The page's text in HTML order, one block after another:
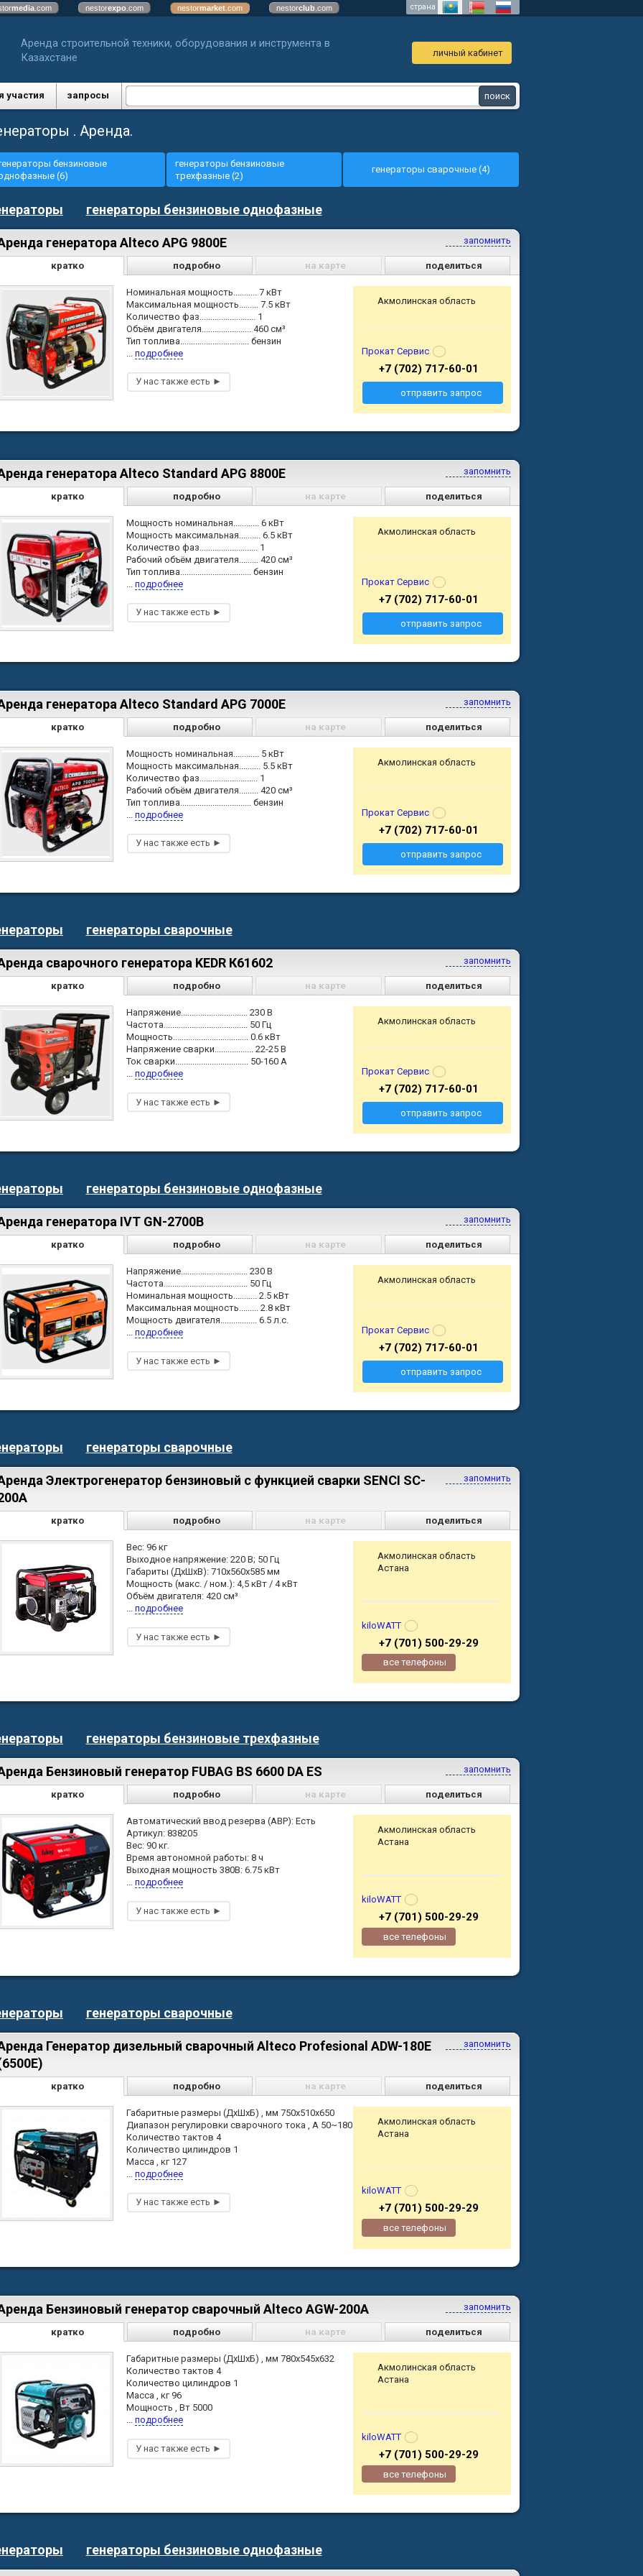
media .com nestorexpo .com nestormarket .com nestorclub .com страна
Аренда строительной техники, оборудования и инструмента в
Казахстане
личный кабинет
участия запросы
. Аренда.
бензиновые
(6)
генераторы бензиновые
трехфазные (2)
генераторы сварочные (4)
генераторы бензиновые однофазные
запомнить
генератора Alteco APG 9800Е
кратко подробно на карте поделиться
Номинальная мощность........... 7 кВт
Максимальная мощность......... 7.5 кВт
Количество фаз.......................... 1
Объём двигателя....................... 460 см³
Тип топлива................................ бензин
подробнее
Акмолинская область
Прокат Сервис
+7 (702) 717-60-01
отправить запрос
запомнить
генератора Alteco Standard APG 8800Е
кратко подробно на карте поделиться
Мощность номинальная............ 6 кВт
Мощность максимальная.......... 6.5 кВт
Количество фаз........................... 1
Рабочий объём двигателя......... 420 см³
Тип топлива................................. бензин
подробнее
Акмолинская область
Прокат Сервис
+7 (702) 717-60-01
отправить запрос
запомнить
генератора Alteco Standard APG 7000Е
кратко подробно на карте поделиться
Мощность номинальная............ 5 кВт
Мощность максимальная.......... 5.5 кВт
Количество фаз........................... 1
Рабочий объём двигателя......... 420 см³
Тип топлива................................. бензин
подробнее
Акмолинская область
Прокат Сервис
+7 (702) 717-60-01
отправить запрос
генераторы сварочные
запомнить
сварочного генератора KEDR К61602
кратко подробно на карте поделиться
Напряжение............................... 230 В
Частота....................................... 50 Гц
Мощность................................... 0.6 кВт
Напряжение сварки.................. 22-25 В
Ток сварки.................................. 50-160 А
подробнее
Акмолинская область
Прокат Сервис
+7 (702) 717-60-01
отправить запрос
генераторы бензиновые однофазные
запомнить
генератора IVT GN-2700В
кратко подробно на карте поделиться
Напряжение............................... 230 В
Частота....................................... 50 Гц
Номинальная мощность........... 2.5 кВт
Максимальная мощность......... 2.8 кВт
Мощность двигателя................. 6.5 л.с.
подробнее
Акмолинская область
Прокат Сервис
+7 (702) 717-60-01
отправить запрос
генераторы сварочные
запомнить
Электрогенератор бензиновый с функцией сварки SENCI SC-
кратко подробно на карте поделиться
Вес: 96 кг
Выходное напряжение: 220 В; 50 Гц
Габариты (ДхШхВ): 710х560х585 мм
Мощность (макс. / ном.): 4,5 кВт / 4 кВт
Объём двигателя: 420 см³
подробнее
Акмолинская область
Астана
kiloWATT
+7 (701) 500-29-29
все телефоны
генераторы бензиновые трехфазные
запомнить
Бензиновый генератор FUBAG BS 6600 DA ES
кратко подробно на карте поделиться
Автоматический ввод резерва (АВР): Есть
Артикул: 838205
Вес: 90 кг.
Время автономной работы: 8 ч
Выходная мощность 380В: 6.75 кВт
... подробнее
Акмолинская область
Астана
kiloWATT
+7 (701) 500-29-29
все телефоны
генераторы сварочные
запомнить
Генератор дизельный сварочный Alteco Profesional ADW-180E
кратко подробно на карте поделиться
Габаритные размеры (ДхШхБ) , мм 750x510x650
Диапазон регулировки сварочного тока , A 50~180
Количество тактов 4
Количество цилиндров 1
Масса , кг 127
подробнее
Акмолинская область
Астана
kiloWATT
+7 (701) 500-29-29
все телефоны
запомнить
Бензиновый генератор сварочный Alteco AGW-200A
кратко подробно на карте поделиться
Габаритные размеры (ДхШхБ) , мм 780х545х632
Количество тактов 4
Количество цилиндров 1
Масса , кг 96
Мощность , Вт 5000
... подробнее
Акмолинская область
Астана
kiloWATT
+7 (701) 500-29-29
все телефоны
генераторы бензиновые однофазные